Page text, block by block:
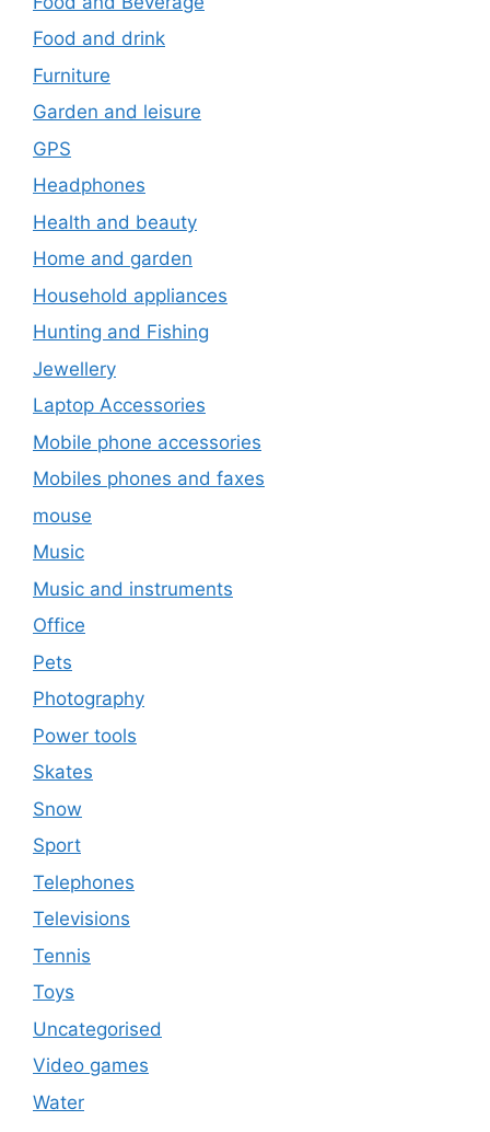
Food and drink
Furniture
Garden and leisure
GPS
Headphones
Health and beauty
Home and garden
Household appliances
Hunting and Fishing
Jewellery
Laptop Accessories
Mobile phone accessories
Mobiles phones and faxes
mouse
Music
Music and instruments
Office
Pets
Photography
Power tools
Skates
Snow
Sport
Telephones
Televisions
Tennis
Toys
Uncategorised
Video games
Water